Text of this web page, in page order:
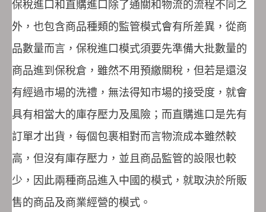
保稅進口和直購進口除了通關和物流的流程不同之
外，也包含商品種類的監管模式會有所差異，從商
品數量而言，保稅進口模式須要先準備大批數量的
商品進到保稅倉，雖然不用預繳關稅，但若是還沒
有經過市場的洗禮，無法得知市場的接受度，就會
具有相當大的庫存壓力及風險；而直購進口是先有
訂單才出貨，每個包裹相對而言物流成本雖然較
高，但沒有庫存壓力，並且商品監管的設限也較
少，因此兩種商品進入中國的模式，就取決於所販
售的商品及商業經營的模式。